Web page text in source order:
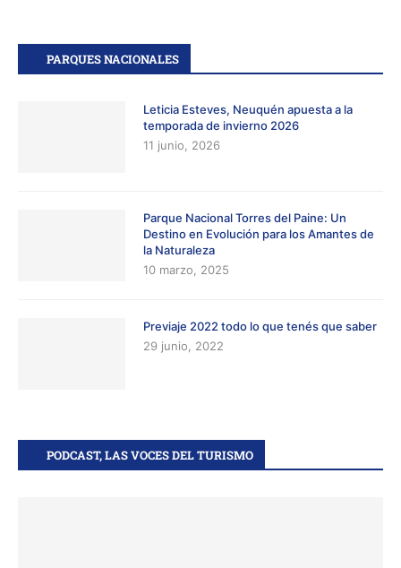
PARQUES NACIONALES
Leticia Esteves, Neuquén apuesta a la
temporada de invierno 2026
11 junio, 2026
Parque Nacional Torres del Paine: Un
Destino en Evolución para los Amantes de
la Naturaleza
10 marzo, 2025
Previaje 2022 todo lo que tenés que saber
29 junio, 2022
PODCAST, LAS VOCES DEL TURISMO